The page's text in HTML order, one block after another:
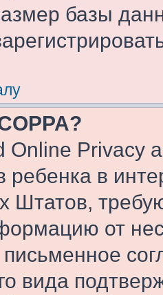
базы
Online Privacy
ребенка в
Штатов,
от
письменное
вида